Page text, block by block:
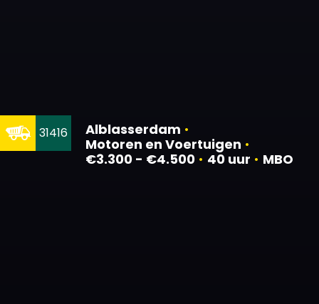
Alblasserdam •
Motoren en Voertuigen •
€3.300 - €4.500 • 40 uur • MBO
31416